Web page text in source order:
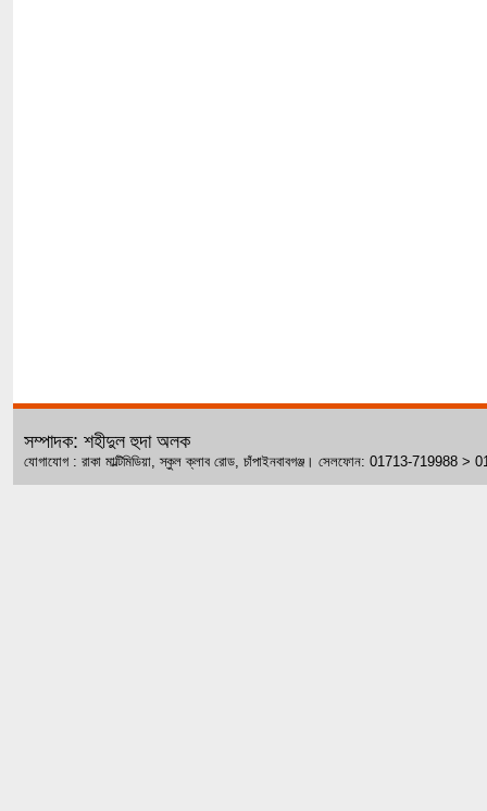
সম্পাদক: শহীদুল হুদা অলক
যোগাযোগ : রাকা মাল্টিমিডিয়া, স্কুল ক্লাব রোড, চাঁপাইনবাবগঞ্জ। সেলফোন: 01713-